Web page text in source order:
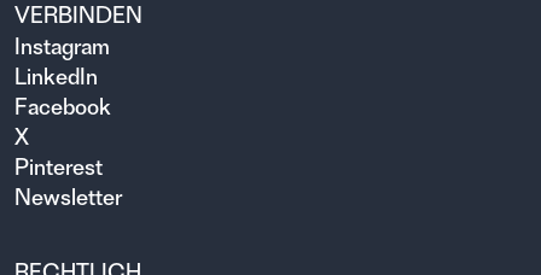
VERBINDEN
Instagram
LinkedIn
Facebook
X
Pinterest
Newsletter